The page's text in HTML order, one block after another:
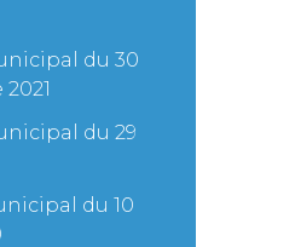
du 30
du 29
du 10